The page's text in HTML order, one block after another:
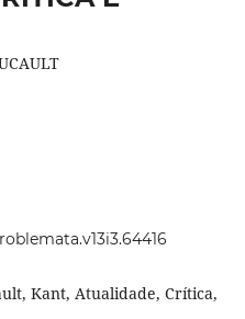
Kant, Atualidade, Crítica,